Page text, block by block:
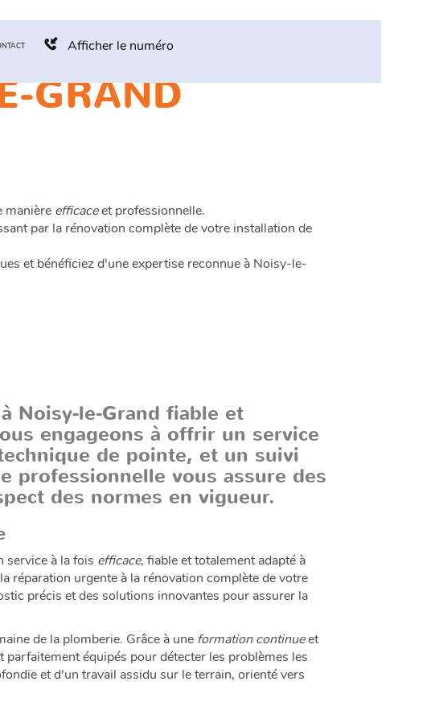
Afficher le numéro
GRAND
manière efficaceet professionnelle.
par la rénovation complète de votre installation de
et bénéficiez d'une expertise reconnue à Noisy-le-
Noisy-le-Grand fiable et
engageons à offrir un service
de pointe, et un suivi
professionnelle vous assure des
des normes en vigueur.
service à la fois efficace, fiable et totalement adapté à
réparation urgente à la rénovation complète de votre
précis et des solutions innovantes pour assurer la
de la plomberie. Grâce à une formation continueet
équipés pour détecter les problèmes les
et d'un travail assidu sur le terrain, orienté vers